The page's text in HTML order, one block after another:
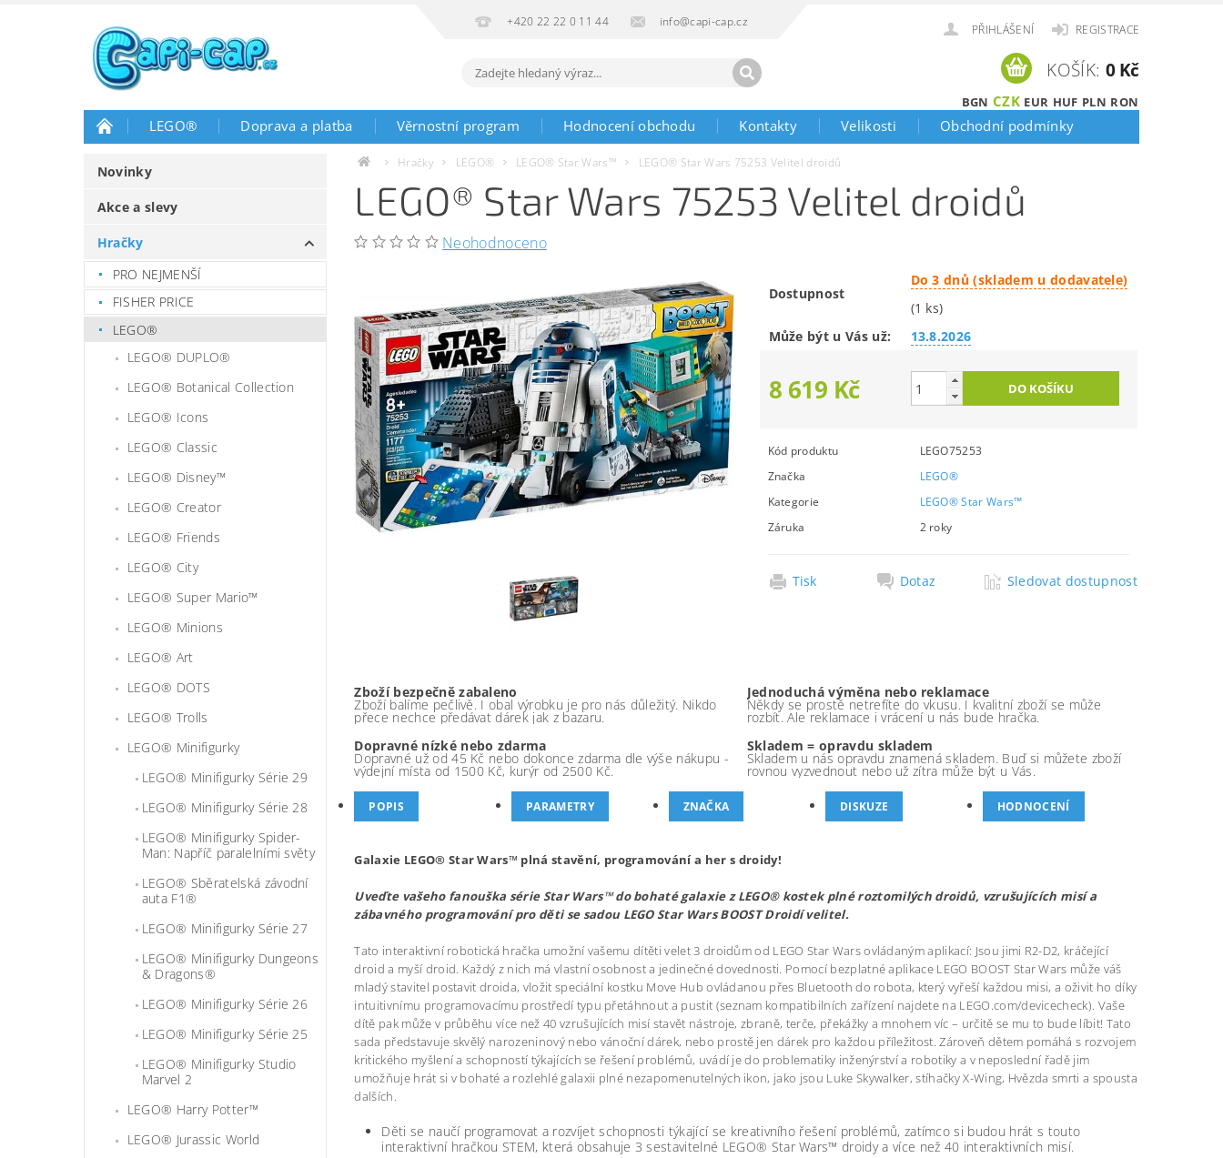
+420 22 22 0 11 44 info@capi-cap.cz
PŘIHLÁŠENÍ REGISTRACE
BGN CZK EUR HUF PLN RON
KOŠÍK: 0 Kč
LEGO® Doprava a platba Věrnostní program Hodnocení obchodu Kontakty Velikosti Obchodní podmínky
Novinky
Akce a slevy
Hračky
PRO NEJMENŠÍ
FISHER PRICE
LEGO®
LEGO® DUPLO®
LEGO® Botanical Collection
LEGO® Icons
LEGO® Classic
LEGO® Disney™
LEGO® Creator
LEGO® Friends
LEGO® City
LEGO® Super Mario™
LEGO® Minions
LEGO® Art
LEGO® DOTS
LEGO® Trolls
LEGO® Minifigurky
LEGO® Minifigurky Série 29
LEGO® Minifigurky Série 28
LEGO® Minifigurky Spider-
Man: Napříč paralelními světy
LEGO® Sběratelská závodní
auta F1®
LEGO® Minifigurky Série 27
LEGO® Minifigurky Dungeons
& Dragons®
LEGO® Minifigurky Série 26
LEGO® Minifigurky Série 25
LEGO® Minifigurky Studio
Marvel 2
LEGO® Harry Potter™
LEGO® Jurassic World
Hračky LEGO® LEGO® Star Wars™ LEGO® Star Wars 75253 Velitel droidů
LEGO® Star Wars 75253 Velitel droidů
Neohodnoceno
Dostupnost
Do 3 dnů (skladem u dodavatele)
(1 ks)
Může být u Vás už:
13.8.2026
8 619 Kč
Kód produktu
LEGO75253
Značka
LEGO®
Kategorie
LEGO® Star Wars™
Záruka
2 roky
Tisk Dotaz Sledovat dostupnost
Zboží bezpečně zabaleno
Zboží balíme pečlivě. I obal výrobku je pro nás důležitý. Nikdo
přece nechce předávat dárek jak z bazaru.
Jednoduchá výměna nebo reklamace
Někdy se prostě netrefíte do vkusu. I kvalitní zboží se může
rozbít. Ale reklamace i vrácení u nás bude hračka.
Dopravné nízké nebo zdarma
Dopravné už od 45 Kč nebo dokonce zdarma dle výše nákupu -
výdejní místa od 1500 Kč, kurýr od 2500 Kč.
Skladem = opravdu skladem
Skladem u nás opravdu znamená skladem. Buď si můžete zboží
rovnou vyzvednout nebo už zítra může být u Vás.
POPIS PARAMETRY ZNAČKA DISKUZE HODNOCENÍ
Galaxie LEGO® Star Wars™ plná stavění, programování a her s droidy!
Uveďte vašeho fanouška série Star Wars™ do bohaté galaxie z LEGO® kostek plné roztomilých droidů, vzrušujících misí a
zábavného programování pro děti se sadou LEGO Star Wars BOOST Droidí velitel.
Tato interaktivní robotická hračka umožní vašemu dítěti velet 3 droidům od LEGO Star Wars ovládaným aplikací: Jsou jimi R2-D2, kráčející
droid a myší droid. Každý z nich má vlastní osobnost a jedinečné dovednosti. Pomocí bezplatné aplikace LEGO BOOST Star Wars může váš
mladý stavitel postavit droida, vložit speciální kostku Move Hub ovládanou přes Bluetooth do robota, který vyřeší každou misi, a oživit ho díky
intuitivnímu programovacímu prostředí typu přetáhnout a pustit (seznam kompatibilních zařízení najdete na LEGO.com/devicecheck). Vaše
dítě pak může v průběhu více než 40 vzrušujících misí stavět nástroje, zbraně, terče, překážky a mnohem víc – určitě se mu to bude líbit! Tato
sada představuje skvělý narozeninový nebo vánoční dárek, nebo prostě jen dárek pro každou příležitost. Zároveň dětem pomáhá s rozvojem
kritického myšlení a schopností týkajících se řešení problémů, uvádí je do problematiky inženýrství a robotiky a v neposlední řadě jim
umožňuje hrát si v bohaté a rozlehlé galaxii plné nezapomenutelných ikon, jako jsou Luke Skywalker, stíhačky X-Wing, Hvězda smrti a spousta
dalších.
Děti se naučí programovat a rozvíjet schopnosti týkající se kreativního řešení problémů, zatímco si budou hrát s touto
interaktivní hračkou STEM, která obsahuje 3 sestavitelné LEGO® Star Wars™ droidy a více než 40 interaktivních misí.